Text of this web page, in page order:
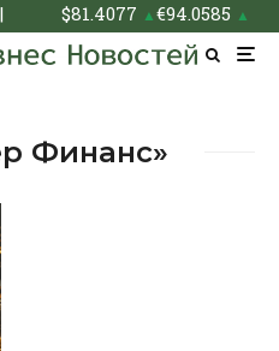
| $81.4077 ▲€94.0585 ▲
Финанс»